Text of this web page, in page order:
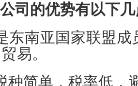
司的优势有以下
东南亚国家联盟
易。
种简单，税率低，